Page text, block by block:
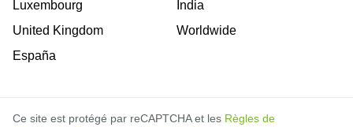
Luxembourg
United Kingdom
España
India
Worldwide
Ce site est protégé par reCAPTCHA et les Règles de